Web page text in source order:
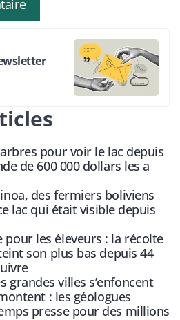
pour voir le lac depuis
de 600 000 dollars les a
des fermiers boliviens
lac qui était visible depuis
pour les éleveurs : la récolte
son plus bas depuis 44
grandes villes s’enfoncent
: les géologues
presse pour des millions